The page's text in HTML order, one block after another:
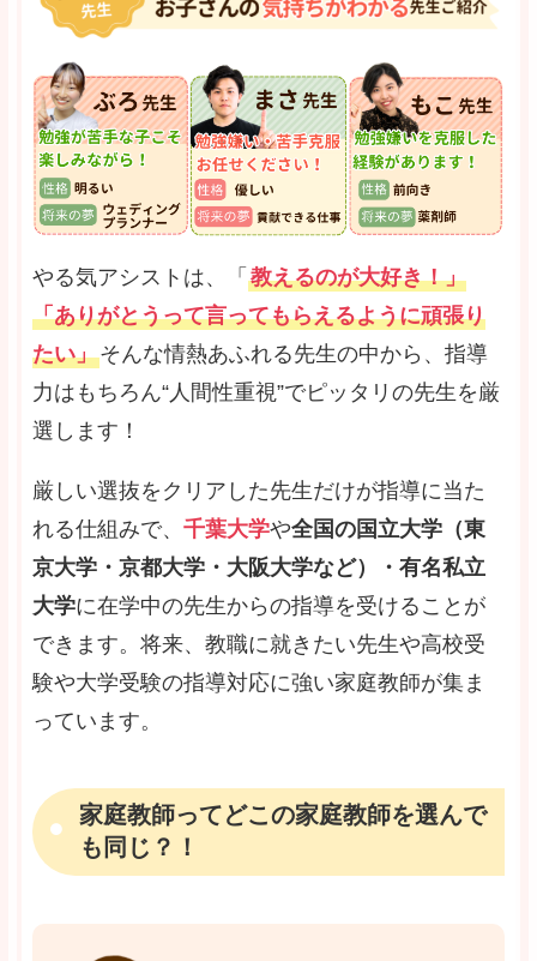
やる気アシストは、「 教えるのが大好き！」
「ありがとうって言ってもらえるように頑張り
たい」そんな情熱あふれる先生の中から、指導
力はもちろん“人間性重視”でピッタリの先生を厳
選します！
厳しい選抜をクリアした先生だけが指導に当た
れる仕組みで、 千葉大学や全国の国立大学（東
京大学・京都大学・大阪大学など）・有名私立
大学に在学中の先生からの指導を受けることが
できます。将来、教職に就きたい先生や高校受
験や大学受験の指導対応に強い家庭教師が集ま
っています。
家庭教師ってどこの家庭教師を選んで
も同じ？！